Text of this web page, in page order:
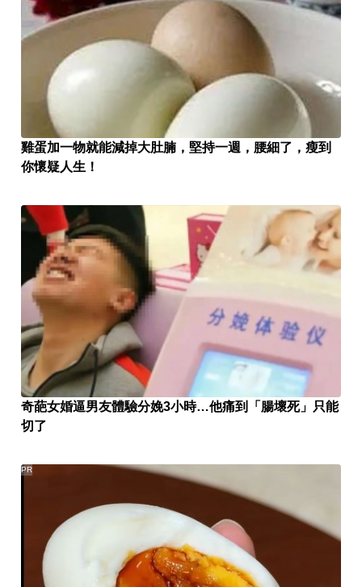
雞蛋加一物就能減掉大肚腩，堅持一週，腰細了，瘦到
你懷疑人生！
奇葩女婚逼男友體驗分娩3小時…他痛到「腸壞死」只能
切了
PR